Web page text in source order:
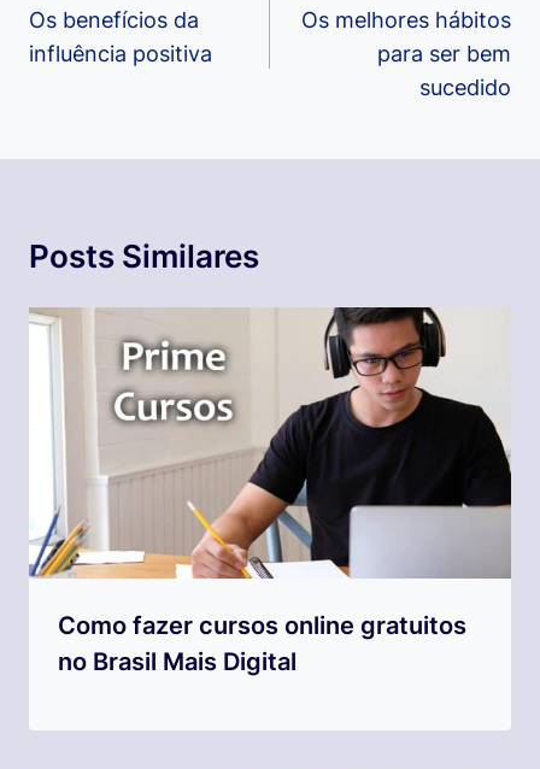
de
Post
Os benefícios da
influência positiva
Os melhores hábitos
para ser bem
sucedido
Posts Similares
Como fazer cursos online gratuitos
no Brasil Mais Digital